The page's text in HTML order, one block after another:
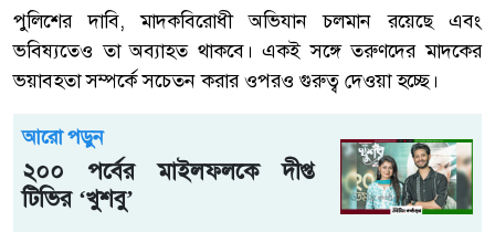
পুলিশের দাবি, মাদকবিরোধী অভিযান চলমান রয়েছে এবং
ভবিষ্যতেও তা অব্যাহত থাকবে। একই সঙ্গে তরুণদের মাদকের
ভয়াবহতা সম্পর্কে সচেতন করার ওপরও গুরুত্ব দেওয়া হচ্ছে।
আরো পড়ুন
২০০ পর্বের মাইলফলকে দীপ্ত
টিভির ‘খুশবু’